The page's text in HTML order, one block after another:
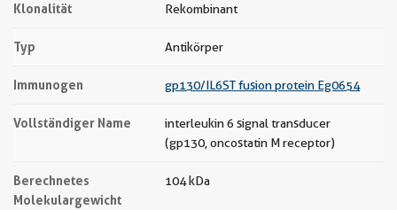
Klonalität Rekombinant
Typ Antikörper
Immunogen gp130/IL6ST fusion protein Eg0654
Vollständiger Name
interleukin 6 signal transducer
(gp130, oncostatin M receptor)
Berechnetes
Molekulargewicht
104 kDa